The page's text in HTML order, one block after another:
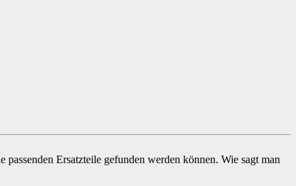
Ersatzteile gefunden werden können. Wie sagt man